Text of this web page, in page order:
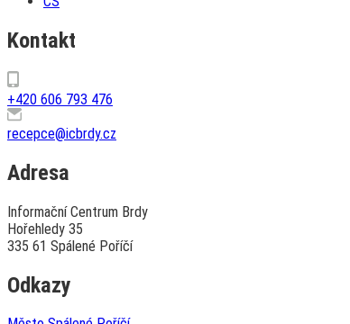
Kontakt
+420 606 793 476
recepce@icbrdy.cz
Adresa
Informační Centrum Brdy
Hořehledy 35
335 61 Spálené Poříčí
Odkazy